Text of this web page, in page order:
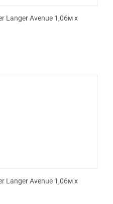
Langer Avenue 1,06м х
Langer Avenue 1,06м х